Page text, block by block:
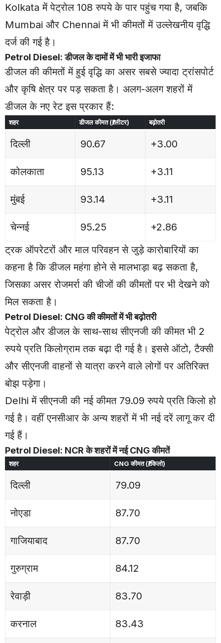
Kolkataमें पेट्रोल 108 रुपये के पार पहुंच गया है, जबकि
Mumbai और Chennai में भी कीमतों में उल्लेखनीय वृद्धि
दर्ज की गई है।
Petrol Diesel: डीजल के दामों में भी भारी इजाफा
डीजल की कीमतों में हुई वृद्धि का असर सबसे ज्यादा ट्रांसपोर्ट
और कृषि क्षेत्र पर पड़ सकता है। अलग-अलग शहरों में
डीजल के नए रेट इस प्रकार हैं:
शहर डीजल कीमत (₹/लीटर) बढ़ोतरी
दिल्ली 90.67 +3.00
कोलकाता 95.13 +3.11
मुंबई 93.14 +3.11
चेन्नई 95.25
+2.86
ट्रक ऑपरेटरों और माल परिवहन से जुड़े कारोबारियों का
कहना है कि डीजल महंगा होने से मालभाड़ा बढ़ सकता है,
जिसका असर रोजमर्रा की चीजों की कीमतों पर भी देखने को
मिल सकता है।
Petrol Diesel: CNG की कीमतों में भी बढ़ोतरी
पेट्रोल और डीजल के साथ-साथ सीएनजी की कीमत भी 2
रुपये प्रति किलोग्राम तक बढ़ा दी गई है। इससे ऑटो, टैक्सी
और सीएनजी वाहनों से यात्रा करने वाले लोगों पर अतिरिक्त
बोझ पड़ेगा।
Delhi में सीएनजी की नई कीमत 79.09 रुपये प्रति किलो हो
गई है। वहीं एनसीआर के अन्य शहरों में भी नई दरें लागू कर दी
गई हैं।
Petrol Diesel: NCR के शहरों में नई CNG कीमतें
शहर CNG कीमत (₹/किलो)
दिल्ली 79.09
नोएडा 87.70
गाजियाबाद 87.70
गुरुग्राम 84.12
रेवाड़ी 83.70
करनाल 83.43